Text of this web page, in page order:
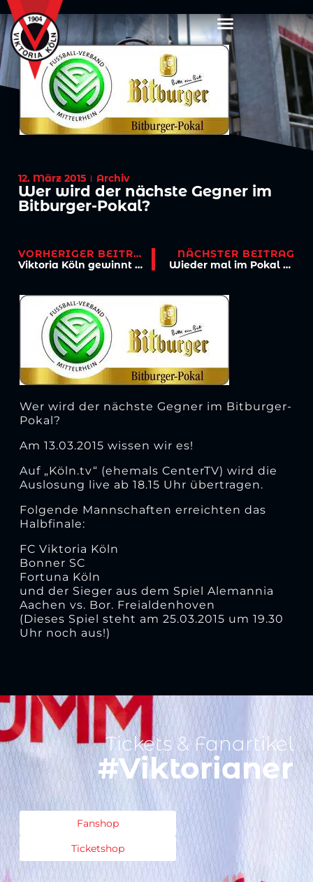
12. März 2015 Archiv
Wer wird der nächste Gegner im
Bitburger-Pokal?
VORHERIGER BEITRAG
Viktoria Köln gewinnt gegen KFC Uerdingen mit 4:1 (3:0)
NÄCHSTER BEITRAG
Wieder mal im Pokal bei Fortuna Köln…..
Wer wird der nächste Gegner im Bitburger-
Pokal?
Am 13.03.2015 wissen wir es!
Auf „Köln.tv“ (ehemals CenterTV) wird die
Auslosung live ab 18.15 Uhr übertragen.
Folgende Mannschaften erreichten das
Halbfinale:
FC Viktoria Köln
Bonner SC
Fortuna Köln
und der Sieger aus dem Spiel Alemannia
Aachen vs. Bor. Freialdenhoven
(Dieses Spiel steht am 25.03.2015 um 19.30
Uhr noch aus!)
Tickets & Fanartikel
#Viktorianer
Fanshop
Ticketshop